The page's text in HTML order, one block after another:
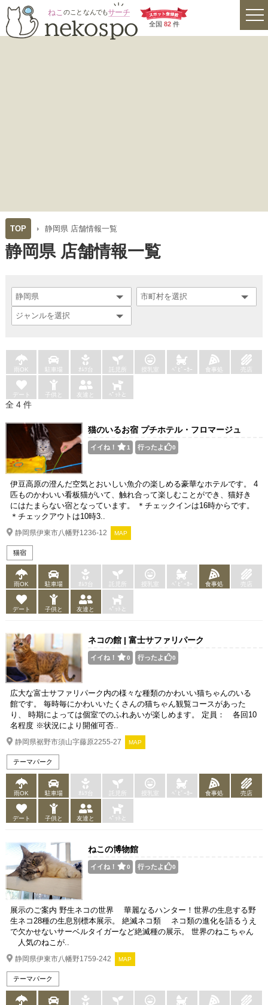
全国 82件
TOP 静岡県 店舗情報一覧
静岡県 店舗情報一覧
雨OK 駐車場 ｵﾑﾂ台 託児所 授乳室 ﾍﾞﾋﾞｰｶｰ 食事処 売店
デート 子供と 友達と ﾍﾟｯﾄと
全 4 件
猫のいるお宿 プチホテル・フロマージュ
イイね！ 1 行ったよ 0
伊豆高原の澄んだ空気とおいしい魚介の楽しめる豪華なホテルです。 4
匹ものかわいい看板猫がいて、触れ合って楽しむことができ、猫好き
にはたまらない宿となっています。 ＊チェックインは16時からです。
＊チェックアウトは10時3..
静岡県伊東市八幡野1236-12 MAP
猫宿
雨OK 駐車場 ｵﾑﾂ台 託児所 授乳室 ﾍﾞﾋﾞｰｶｰ 食事処 売店
デート 子供と 友達と ﾍﾟｯﾄと
ネコの館 | 富士サファリパーク
イイね！ 0 行ったよ 0
広大な富士サファリパーク内の様々な種類のかわいい猫ちゃんのいる
館です。 毎時毎にかわいいたくさんの猫ちゃん観覧コースがあった
り、 時期によっては個室でのふれあいが楽しめます。 定員： 各回10
名程度 ※状況により開催可否..
静岡県裾野市須山字藤原2255-27 MAP
テーマパーク
雨OK 駐車場 ｵﾑﾂ台 託児所 授乳室 ﾍﾞﾋﾞｰｶｰ 食事処 売店
デート 子供と 友達と ﾍﾟｯﾄと
ねこの博物館
イイね！ 0 行ったよ 0
展示のご案内 野生ネコの世界 華麗なるハンター！世界の生息する野
生ネコ28種の生息別標本展示。 絶滅ネコ類 ネコ類の進化を語るうえ
で欠かせないサーベルタイガーなど絶滅種の展示。 世界のねこちゃん
人気のねこが..
静岡県伊東市八幡野1759-242 MAP
テーマパーク